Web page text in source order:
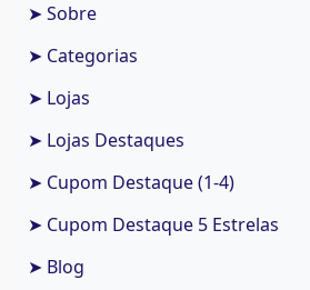
➤ Sobre
➤ Categorias
➤ Lojas
➤ Lojas Destaques
➤ Cupom Destaque (1-4)
➤ Cupom Destaque 5 Estrelas
➤ Blog